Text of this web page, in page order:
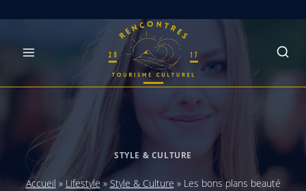
STYLE & CULTURE
Accueil » Lifestyle » Style & Culture » Les bons plans beauté